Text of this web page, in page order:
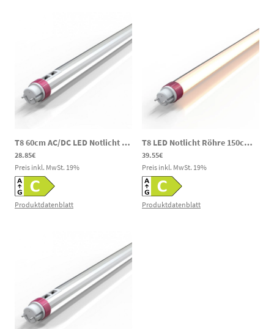
T8 60cm AC/DC LED Notlicht Röhre 60cm 6/9/12W 3000/4000/6000K 120-300V DC 85-265V AC
28.85€
Preis inkl. MwSt. 19%
Produktdatenblatt
T8 LED Notlicht Röhre 150cm AC/DC 18/20/25W 3000/4000/6000K 120–300V DC
39.55€
Preis inkl. MwSt. 19%
Produktdatenblatt